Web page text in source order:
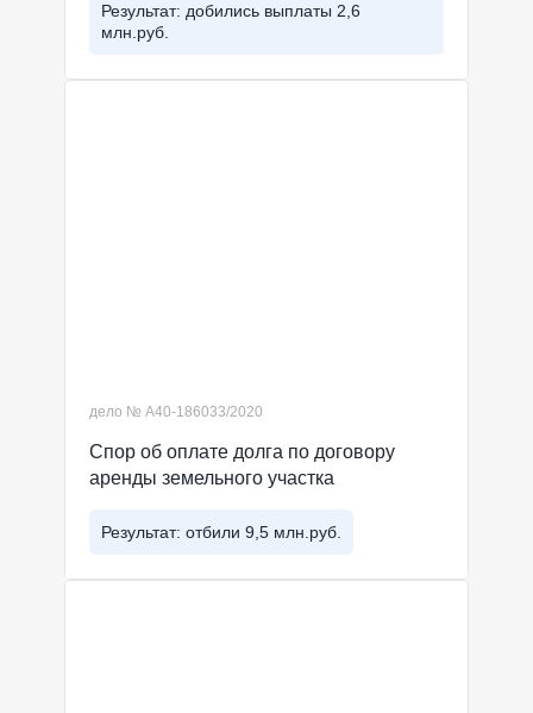
Результат: добились выплаты 2,6
млн.руб.
дело № А40-186033/2020
Спор об оплате долга по договору
аренды земельного участка
Результат: отбили 9,5 млн.руб.